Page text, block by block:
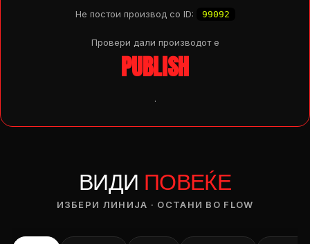
Не постои производ со ID: 99092
Провери дали производот e
PUBLISH
.
ВИДИ ПОВЕЌЕ
ИЗБЕРИ ЛИНИЈА · ОСТАНИ ВО FLOW